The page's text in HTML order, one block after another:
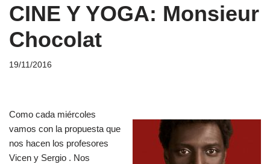
CINE Y YOGA: Monsieur
Chocolat
19/11/2016
Como cada miércoles
vamos con la propuesta que
nos hacen los profesores
Vicen y Sergio . Nos